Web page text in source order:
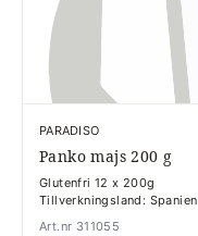
PARADISO
Panko majs 200 g
Glutenfri 12 x 200g
Tillverkningsland: Spanien
Art.nr 311055